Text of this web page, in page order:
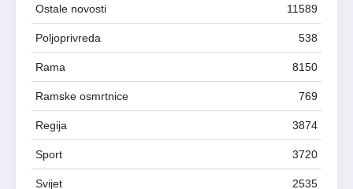
Ostale novosti 11589
Poljoprivreda 538
Rama 8150
Ramske osmrtnice 769
Regija 3874
Sport 3720
Svijet 2535